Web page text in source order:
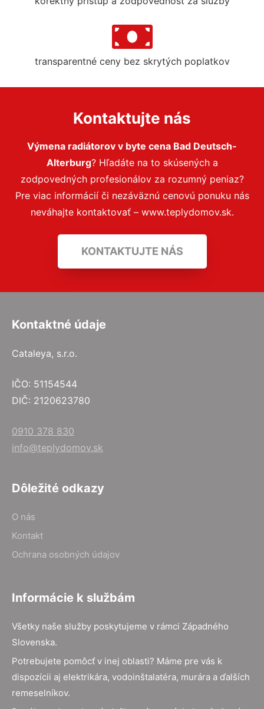
transparentné ceny bez skrytých poplatkov
Kontaktujte nás
Výmena radiátorov v byte cena Bad Deutsch-
Alterburg? Hľadáte na to skúsených a
zodpovedných profesionálov za rozumný peniaz?
Pre viac informácií či nezáväznú cenovú ponuku nás
neváhajte kontaktovať – www.teplydomov.sk.
KONTAKTUJTE NÁS
Kontaktné údaje
Cataleya, s.r.o.
IČO: 51154544
DIČ: 2120623780
0910 378 830
info@teplydomov.sk
Dôležité odkazy
O nás
Kontakt
Ochrana osobných údajov
Informácie k službám
Všetky naše služby poskytujeme v rámci Západného
Slovenska.
Potrebujete pomôcť v inej oblasti? Máme pre vás k
dispozícii aj elektrikára, vodoinštalatéra, murára a ďalších
remeselníkov.